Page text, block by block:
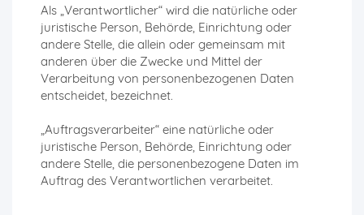
Als „Verantwortlicher“ wird die natürliche oder
juristische Person, Behörde, Einrichtung oder
andere Stelle, die allein oder gemeinsam mit
anderen über die Zwecke und Mittel der
Verarbeitung von personenbezogenen Daten
entscheidet, bezeichnet.
„Auftragsverarbeiter“ eine natürliche oder
juristische Person, Behörde, Einrichtung oder
andere Stelle, die personenbezogene Daten im
Auftrag des Verantwortlichen verarbeitet.